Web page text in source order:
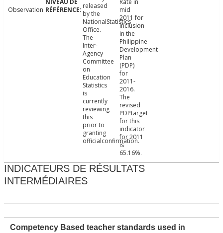
Observation
released
by the
NationalStatistics
Office.
The
Inter-
Agency
Committee
on
Education
Statistics
is
currently
reviewing
this
prior to
granting
officialconfirmation.
Rate in
mid
2011 for
inclusion
in the
Philippine
Development
Plan
(PDP)
for
2011-
2016.
The
revised
PDPtarget
for this
indicator
for 2011
is
65.16%.
INDICATEURS DE RÉSULTATS
INTERMÉDIAIRES
Competency Based teacher standards used in